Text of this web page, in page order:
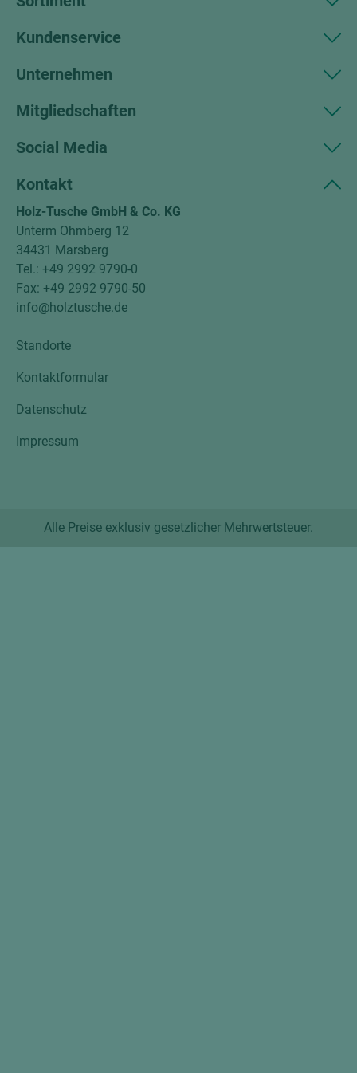
Kundenservice
Unternehmen
Mitgliedschaften
Social Media
Kontakt
Holz-Tusche GmbH & Co. KG
Unterm Ohmberg 12
34431 Marsberg
Tel.: +49 2992 9790-0
Fax: +49 2992 9790-50
info@holztusche.de
Standorte
Kontaktformular
Datenschutz
Impressum
Alle Preise exklusiv gesetzlicher Mehrwertsteuer.